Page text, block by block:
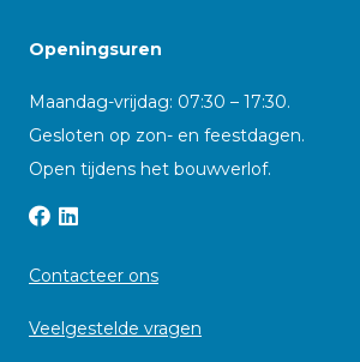
Openingsuren
Maandag-vrijdag: 07:30 – 17:30.
Gesloten op zon- en feestdagen.
Open tijdens het bouwverlof.
Contacteer ons
Veelgestelde vragen